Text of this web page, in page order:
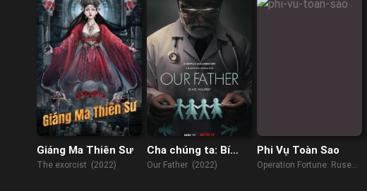
Giáng Ma Thiên Sư
The exorcist (2022)
Cha chúng ta: Bí
mật của bác sĩ Cline
Our Father (2022)
Phi Vụ Toàn Sao
Operation Fortune: Ruse